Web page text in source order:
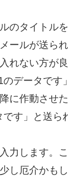
のタイトル
ールが送ら
れない方が
データです
に作動させ
です」と送ら
力します。
し厄介かもし